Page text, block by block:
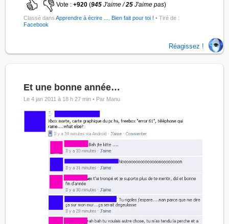
Vote :+920 (945J'aime /25 J'aime pas)
Classé dansApprendre à écrire ... Bien fait pour toi ! • Tiré de :
Facebook
Réagissez !
Et une bonne année…
Le 4 jan 2011 à 18 h 27 min • Par Manu